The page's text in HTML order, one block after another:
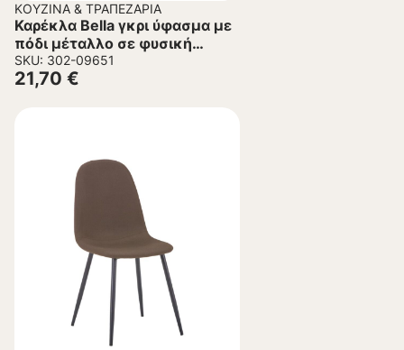
ΚΟΥΖΊΝΑ & ΤΡΑΠΕΖΑΡΊΑ
Καρέκλα Bella γκρι ύφασμα με
πόδι μέταλλο σε φυσική
απόχρωση 43.5x52x89εκ
SKU: 302-09651
21,70 €